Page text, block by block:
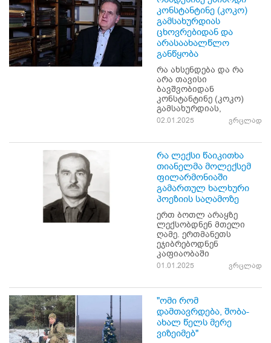
კონსტანტინე (კოკო)
გამსახურდიას
ცხოვრებიდან და
არასაახალწლო
განწყობა
რა ახსენდება და რა
არა თავისი
ბავშვობიდან
კონსტანტინე (კოკო)
გამსახურდიას,
02.01.2025 ვრცლად
რა ლექსი წაიკითხა
თიანელმა მოლექსემ
ფილარმონიაში
გამართულ ხალხური
პოეზიის საღამოზე
ერთ ბოთლ არაყზე
ლექსობდნენ მთელი
ღამე. ერთმანეთს
ეჯიბრებოდნენ
კაფიაობაში
01.01.2025 ვრცლად
"ომი რომ
დამთავრდება, შობა-
ახალ წელს მერე
ვიზეიმებ"